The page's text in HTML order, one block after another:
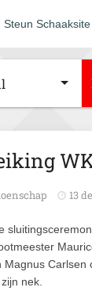
Steun Schaaksite
13
Magnus
nek.